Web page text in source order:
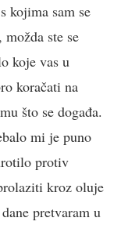
kojima sam se
ste se
koje vas u
koračati na
što se događa.
mi je puno
protiv
kroz oluje
pretvaram u